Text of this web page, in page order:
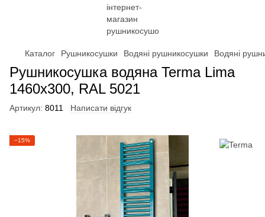
Каталог Рушникосушки Водяні рушникосушки Водяні
Рушникосушка водяна Terma Lima
1460x300, RAL 5021
Артикул: 8011 Написати відгук
−15%